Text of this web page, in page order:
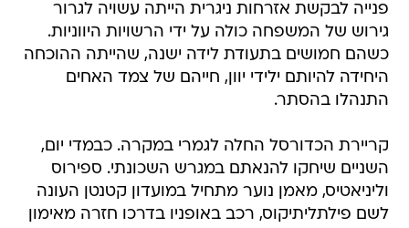
פנייה לבקשת אזרחות ניגרית הייתה עשויה לגרור
גירוש של המשפחה כולה על ידי הרשויות היווניות.
כשהם חמושים בתעודת לידה ישנה, שהייתה ההוכחה
היחידה להיותם ילידי יוון, חייהם של צמד האחים
התנהלו בהסתר.
קריירת הכדורסל החלה לגמרי במקרה. כבמדי יום,
השניים שיחקו להנאתם במגרש השכונתי. ספירוס
וליניאטיס, מאמן נוער מתחיל במועדון קטנטן העונה
לשם פילתליתיקוס, רכב באופניו בדרכו חזרה מאימון